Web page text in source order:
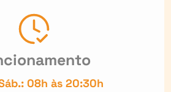
08h às 20:30h